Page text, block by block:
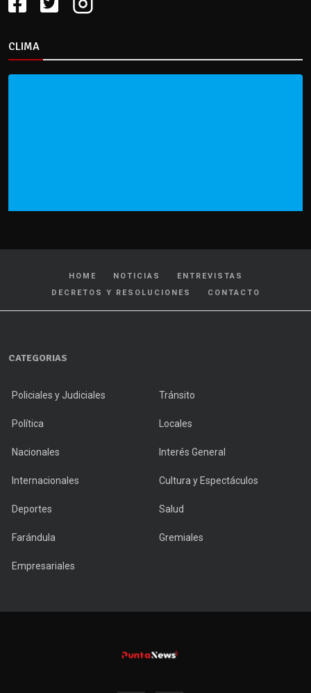
CLIMA
HOME NOTICIAS
ENTREVISTAS
DECRETOS Y RESOLUCIONES
CONTACTO
CATEGORIAS
Policiales y Judiciales Tránsito
Política Locales
Nacionales Interés General
Internacionales Cultura y Espectáculos
Deportes Salud
Farándula Gremiales
Empresariales